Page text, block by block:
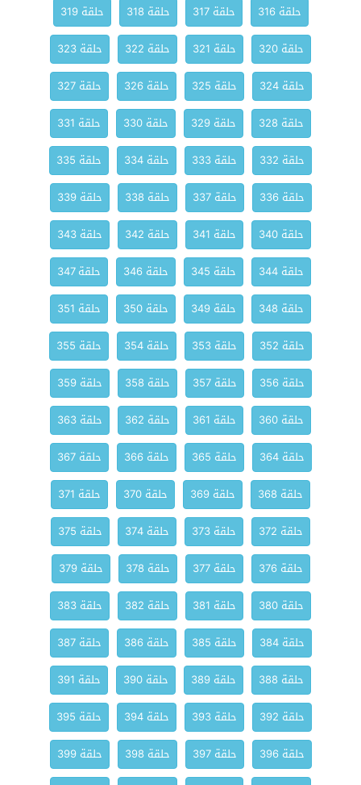
حلقة 316
حلقة 317 حلقة 318
حلقة 319
حلقة 320
حلقة 321 حلقة 322
حلقة 323
حلقة 324
حلقة 325 حلقة 326
حلقة 327
حلقة 328
حلقة 329 حلقة 330
حلقة 331
حلقة 332
حلقة 333 حلقة 334
حلقة 335
حلقة 336
حلقة 337 حلقة 338
حلقة 339
حلقة 340
حلقة 341 حلقة 342
حلقة 343
حلقة 344
حلقة 345 حلقة 346
حلقة 347
حلقة 348
حلقة 349 حلقة 350
حلقة 351
حلقة 352
حلقة 353 حلقة 354
حلقة 355
حلقة 356
حلقة 357 حلقة 358
حلقة 359
حلقة 360
حلقة 361 حلقة 362
حلقة 363
حلقة 364
حلقة 365 حلقة 366
حلقة 367
حلقة 368
حلقة 369 حلقة 370
حلقة 371
حلقة 372
حلقة 373 حلقة 374
حلقة 375
حلقة 376
حلقة 377 حلقة 378
حلقة 379
حلقة 380
حلقة 381 حلقة 382
حلقة 383
حلقة 384
حلقة 385 حلقة 386
حلقة 387
حلقة 388
حلقة 389 حلقة 390
حلقة 391
حلقة 392
حلقة 393 حلقة 394
حلقة 395
حلقة 396
حلقة 397 حلقة 398
حلقة 399